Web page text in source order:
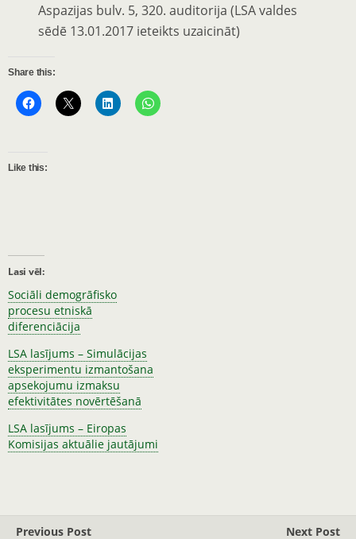
Aspazijas bulv. 5, 320. auditorija (LSA valdes
sēdē 13.01.2017 ieteikts uzaicināt)
Share this:
Like this:
Lasi vēl:
Sociāli demogrāfisko
procesu etniskā
diferenciācija
LSA lasījums – Simulācijas
eksperimentu izmantošana
apsekojumu izmaksu
efektivitātes novērtēšanā
LSA lasījums – Eiropas
Komisijas aktuālie jautājumi
Previous Post Next Post